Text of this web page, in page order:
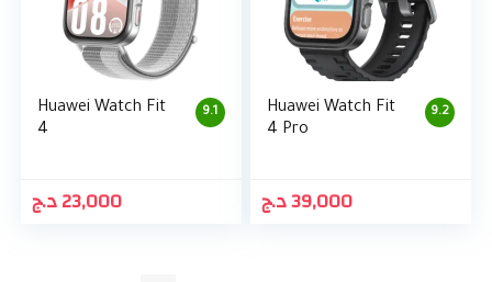
9.1
Huawei Watch Fit
4
23,000د.ج
9.2
Huawei Watch Fit
4 Pro
39,000د.ج